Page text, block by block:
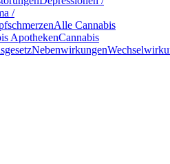
/
Alle Cannabis
ApothekenCannabis
Nebenwirkungen